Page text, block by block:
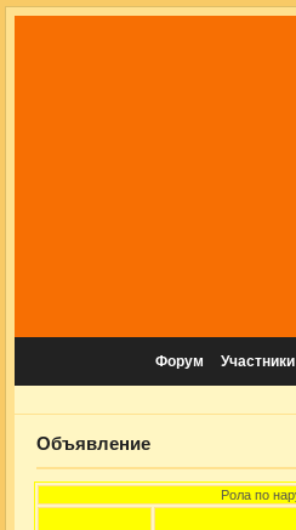
Форум Участники
Объявление
Рола по